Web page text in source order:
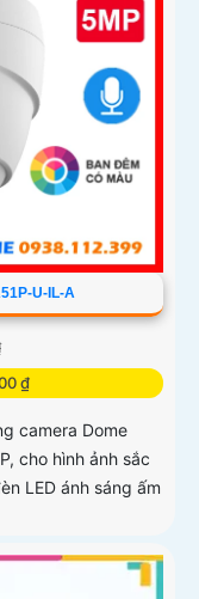
U-IL-A
₫
camera Dome
cho hình ảnh sắc
LED ánh sáng ấm